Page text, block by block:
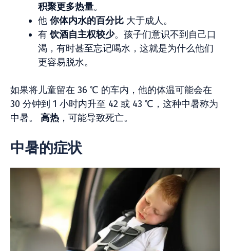
积聚更多热量。
他你体内水的百分比 大于成人。
有饮酒自主权较少。孩子们意识不到自己口
渴，有时甚至忘记喝水，这就是为什么他们
更容易脱水。
如果将儿童留在 36 ℃ 的车内，他的体温可能会在
30 分钟到 1 小时内升至 42 或 43 ℃，这种中暑称为
中暑。 高热 ，可能导致死亡。
中暑的症状